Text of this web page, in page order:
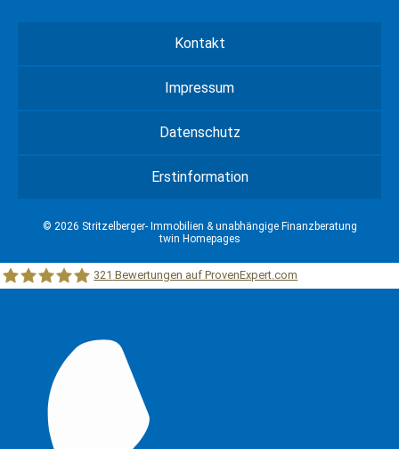
Kontakt
Impressum
Datenschutz
Erstinformation
© 2026 Stritzelberger- Immobilien & unabhängige Finanzberatung
twin Homepages
321 Bewertungen auf ProvenExpert.com